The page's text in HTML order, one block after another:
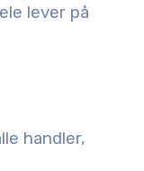
lever på
handler,